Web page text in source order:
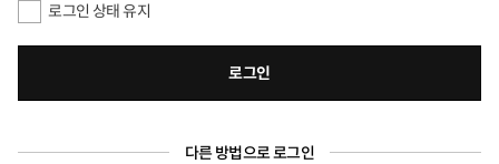
로그인 상태 유지
로그인
다른 방법으로 로그인